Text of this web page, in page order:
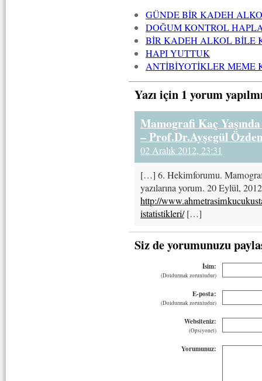
GÜNDE BİR KADEH
DOĞUM KONTROL
BİR KADEH ALKOL BİLE
HAPI YUTTUK
ANTİBİYOTİKLER MEME
Yazı için 1 yorum
Mamografi Kaç Yaşında
– Prof.Dr.Ayşegül
02 Aralık 2012, 23:31
[…] 6. Hekimforumu. Mamografi
yazılarına yorum. 20 Eylül,
http://
istatistikleri/[…]
Siz de yorumunuzu
İsim:
(Doldurmak zorunludur)
E-posta:
(Doldurmak zorunludur)
Websiteniz:
(Opsiyonel)
Yorumunuz: